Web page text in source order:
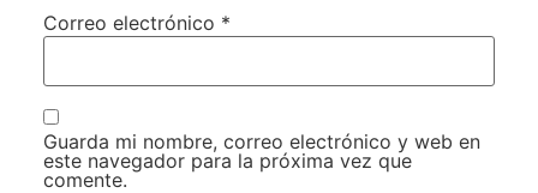
Correo electrónico *
Guarda mi nombre, correo electrónico y web en
este navegador para la próxima vez que
comente.